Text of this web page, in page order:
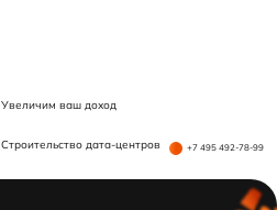
Увеличим ваш доход
Строительство дата-центров +7 495 492-78-99